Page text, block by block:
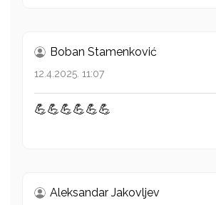
Boban Stamenković
12.4.2025. 11:07
💪💪💪💪💪💪
Aleksandar Jakovljev